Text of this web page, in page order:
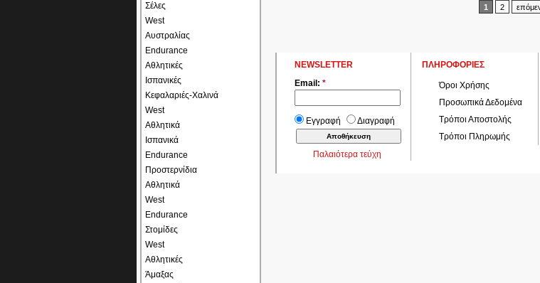
Σέλες
West
Αυστραλίας
Endurance
Αθλητικές
Ισπανικές
Κεφαλαριές-Χαλινά
West
Αθλητικά
Ισπανικά
Endurance
Προστερνίδια
Αθλητικά
West
Endurance
Στομίδες
West
Αθλητικές
Άμαξας
1 2
NEWSLETTER
Email: *
Εγγραφή Διαγραφή
Παλαιότερα τεύχη
ΠΛΗΡΟΦΟΡΙΕΣ
Όροι Χρήσης
Προσωπικά Δεδομένα
Τρόποι Αποστολής
Τρόποι Πληρωμής